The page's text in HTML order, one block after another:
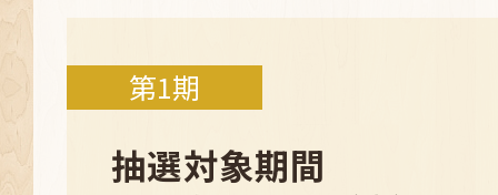
第1期
抽選対象期間